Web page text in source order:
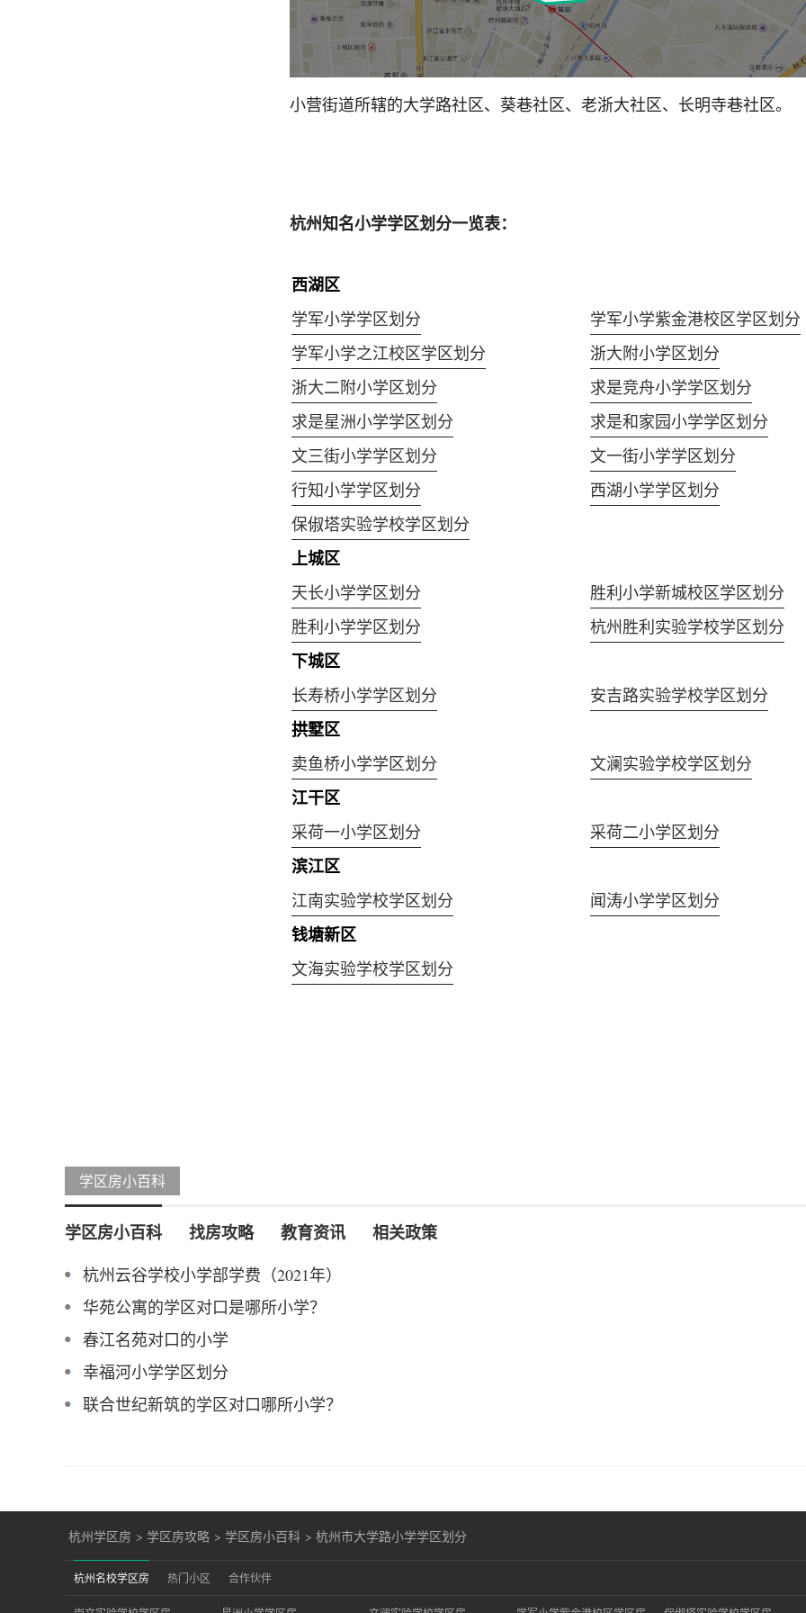
小营街道所辖的大学路社区、葵巷社区、老浙大社区、长明寺巷社区。
杭州知名小学学区划分一览表：
西湖区
学军小学学区划分
学军小学紫金港校区学区划分
学军小学之江校区学区划分
浙大附小学区划分
浙大二附小学区划分
求是竞舟小学学区划分
求是星洲小学学区划分
求是和家园小学学区划分
文三街小学学区划分
文一街小学学区划分
行知小学学区划分
西湖小学学区划分
保俶塔实验学校学区划分
上城区
天长小学学区划分
胜利小学新城校区学区划分
胜利小学学区划分
杭州胜利实验学校学区划分
下城区
长寿桥小学学区划分 安吉路实验学校学区划分
拱墅区
卖鱼桥小学学区划分 文澜实验学校学区划分
江干区
采荷一小学区划分 采荷二小学区划分
滨江区
江南实验学校学区划分 闻涛小学学区划分
钱塘新区
文海实验学校学区划分
学区房小百科
学区房小百科 找房攻略 教育资讯 相关政策
杭州云谷学校小学部学费（2021年）
华苑公寓的学区对口是哪所小学？
春江名苑对口的小学
幸福河小学学区划分
联合世纪新筑的学区对口哪所小学？
杭州学区房 > 学区房攻略 > 学区房小百科 > 杭州市大学路小学学区划分
杭州名校学区房 热门小区 合作伙伴